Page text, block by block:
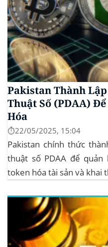
Pakistan Thành
Thuật Số (PDAA)
Hóa
⏱️22/05/2025, 15:04
Pakistan chính thức
thuật số PDAA để
token hóa tài sản và khai
Hóa Mới tại Pakistan